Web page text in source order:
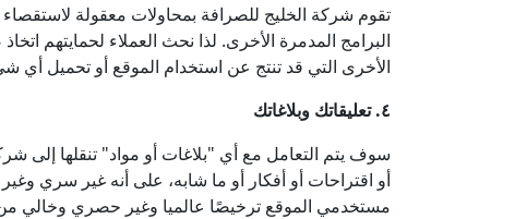
تقوم شركة الخليج للصرافة بمحاولات معقولة
البرامج المدمرة الأخرى. لذا نحث العملاء لحمايتهم
الأخرى التي قد تنتج عن استخدام الموقع أو تحميل أي
٤. تعليقاتك وبلاغاتك
سوف يتم التعامل مع أي "بلاغات أو مواد" تنقلها إلى
أو اقتراحات أو أفكار أو ما شابه، على أنه غير سري
مستخدمي الموقع ترخيصًا عالميا وغير حصري وخالي من